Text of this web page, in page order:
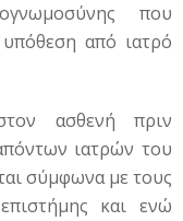
που
από ιατρό
ασθενή πριν
ιατρών του
σύμφωνα με τους
και ενώ